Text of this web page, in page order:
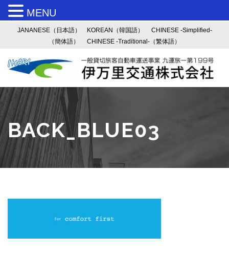
JANANESE（日本語） KOREAN（韓国語）
CHINESE -Simplified-
（簡体語）
CHINESE -Traditional-（繁体語）
BACK_BLUE03
MENU